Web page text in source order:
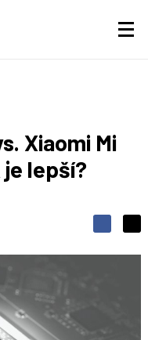
Xiaomi Mi
lepší?
S
d
S